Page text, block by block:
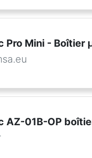
Pro Mini - Boîtier
AZ-01B-OP